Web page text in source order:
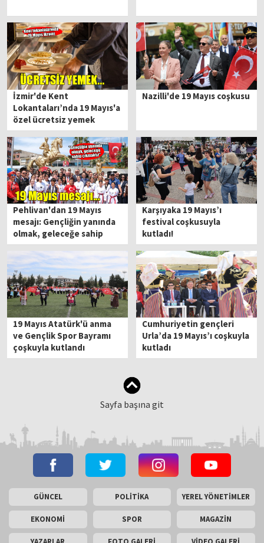
İzmir'de Kent
Lokantaları’nda 19 Mayıs'a
özel ücretsiz yemek
Nazilli'de 19 Mayıs coşkusu
Pehlivan'dan 19 Mayıs
mesajı: Gençliğin yanında
olmak, geleceğe sahip
çıkmaktır
Karşıyaka 19 Mayıs’ı
festival coşkusuyla
kutladı!
19 Mayıs Atatürk'ü anma
ve Gençlik Spor Bayramı
çoşkuyla kutlandı
Cumhuriyetin gençleri
Urla’da 19 Mayıs’ı coşkuyla
kutladı
Sayfa başına git
GÜNCEL POLİTİKA YEREL YÖNETİMLER
EKONOMİ SPOR MAGAZİN